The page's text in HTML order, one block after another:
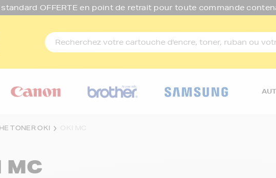
OFFERTE en point de retrait pour toute commande
TONER OKI OKI MC
MC